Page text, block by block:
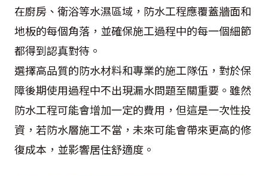
在廚房、衛浴等水濕區域，防水工程應覆蓋牆面和
地板的每個角落，並確保施工過程中的每一個細節
都得到認真對待。
選擇高品質的防水材料和專業的施工隊伍，對於保
障後期使用過程中不出現漏水問題至關重要。雖然
防水工程可能會增加一定的費用，但這是一次性投
資，若防水層施工不當，未來可能會帶來更高的修
復成本，並影響居住舒適度。